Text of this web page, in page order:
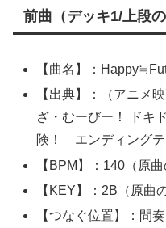
前曲（デッキ1/上段の
【曲名】：
【出典】：（アニメ
ざ・むーびー！ ドキ
険！ エンディングテ
【BPM】：140（原曲
【KEY】：2B（原曲
【つなぐ位置】：間